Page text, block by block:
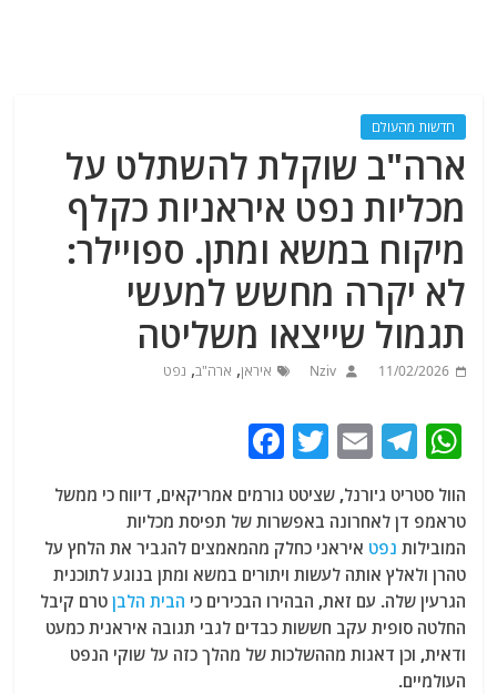
חדשות מהעולם
ארה"ב שוקלת להשתלט על
מכליות נפט איראניות כקלף
מיקוח במשא ומתן. ספויילר:
לא יקרה מחשש למעשי
תגמול שייצאו משליטה
11/02/2026
Nziv איראן, ארה"ב, נפט
W
at
s
A
p
p
T
e
g
ra
m
E
ai
l
T
itt
er
c
e
b
o
o
הוול סטריט ג'ורנל, שציטט גורמים אמריקאים, דיווח כי ממשל
טראמפ דן לאחרונה באפשרות של תפיסת מכליות
המובילות נפט איראני כחלק מהמאמצים להגביר את הלחץ על
טהרן ולאלץ אותה לעשות ויתורים במשא ומתן בנוגע לתוכנית
הגרעין שלה. עם זאת, הבהירו הבכירים כי הבית הלבן טרם קיבל
החלטה סופית עקב חששות כבדים לגבי תגובה איראנית כמעט
ודאית, וכן דאגות מההשלכות של מהלך כזה על שוקי הנפט
העולמיים.